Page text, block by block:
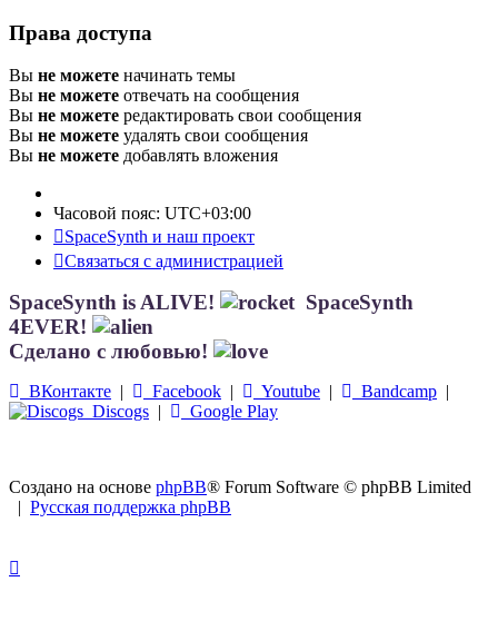
Права доступа
Вы не можете начинать темы
Вы не можете отвечать на сообщения
Вы не можете редактировать свои сообщения
Вы не можете удалять свои сообщения
Вы не можете добавлять вложения
Часовой пояс: UTC+03:00
SpaceSynth и наш проект
Связаться с администрацией
SpaceSynth is ALIVE!
SpaceSynth
4EVER!
Сделано с любовью!
ВКонтакте | Facebook | Youtube | Bandcamp |
Discogs | Google Play
Создано на основе phpBB® Forum Software © phpBB Limited
| Русская поддержка phpBB